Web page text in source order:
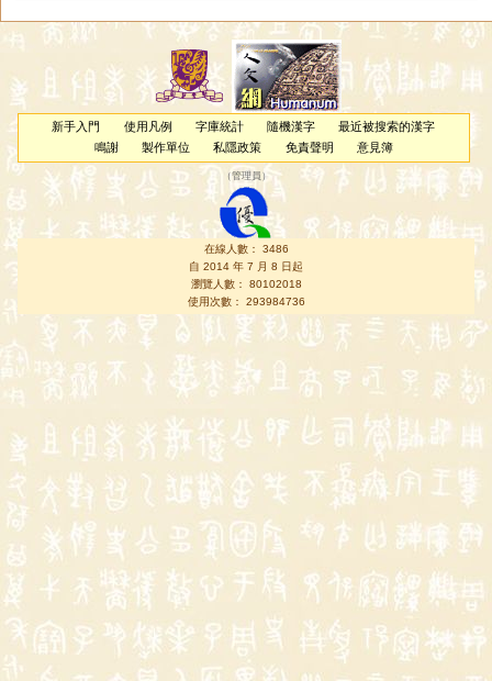
新手入門 使用凡例 字庫統計 隨機漢字
最近被搜索的漢字
鳴謝
製作單位 私隱政策 免責聲明 意見簿
（管理員 ）
在線人數： 3486
自 2014 年 7 月 8 日起
瀏覽人數： 80102018
使用次數： 293984736